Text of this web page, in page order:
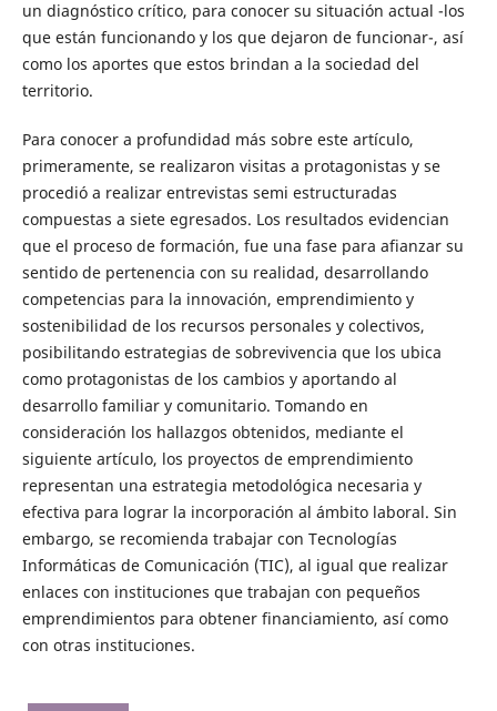
un diagnóstico crítico, para conocer su situación actual -los
que están funcionando y los que dejaron de funcionar-, así
como los aportes que estos brindan a la sociedad del
territorio.
Para conocer a profundidad más sobre este artículo,
primeramente, se realizaron visitas a protagonistas y se
procedió a realizar entrevistas semi estructuradas
compuestas a siete egresados. Los resultados evidencian
que el proceso de formación, fue una fase para afianzar su
sentido de pertenencia con su realidad, desarrollando
competencias para la innovación, emprendimiento y
sostenibilidad de los recursos personales y colectivos,
posibilitando estrategias de sobrevivencia que los ubica
como protagonistas de los cambios y aportando al
desarrollo familiar y comunitario. Tomando en
consideración los hallazgos obtenidos, mediante el
siguiente artículo, los proyectos de emprendimiento
representan una estrategia metodológica necesaria y
efectiva para lograr la incorporación al ámbito laboral. Sin
embargo, se recomienda trabajar con Tecnologías
Informáticas de Comunicación (TIC), al igual que realizar
enlaces con instituciones que trabajan con pequeños
emprendimientos para obtener financiamiento, así como
con otras instituciones.